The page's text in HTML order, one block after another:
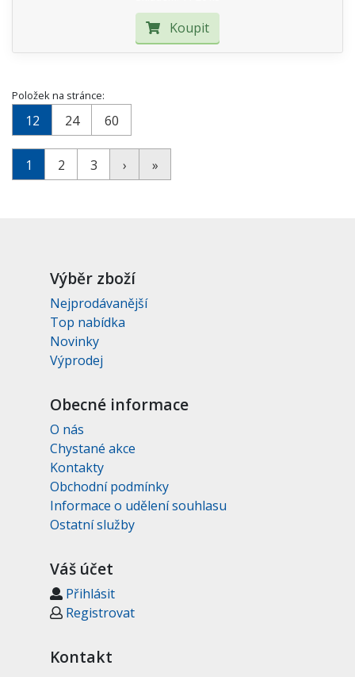
Koupit
Položek na stránce:
12 24 60
1 2 3 › »
Výběr zboží
Nejprodávanější
Top nabídka
Novinky
Výprodej
Obecné informace
O nás
Chystané akce
Kontakty
Obchodní podmínky
Informace o udělení souhlasu
Ostatní služby
Váš účet
Přihlásit
Registrovat
Kontakt